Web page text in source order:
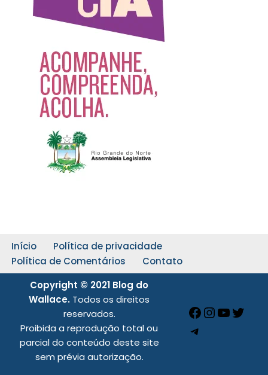
Início
Política de privacidade
Política de Comentários
Contato
Copyright © 2021 Blog do
Wallace. Todos os direitos
reservados.
Proibida a reprodução total ou
parcial do conteúdo deste site
sem prévia autorização.